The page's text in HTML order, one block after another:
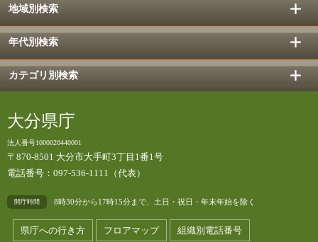
地域別検索
年代別検索
カテゴリ別検索
大分県庁
法人番号1000020440001
〒870-8501 大分市大手町3丁目1番1号
電話番号：097-536-1111（代表）
開庁時間 8時30分から17時15分まで、土日・祝日・年末年始を除く
県庁への行き方 フロアマップ 組織別電話番号